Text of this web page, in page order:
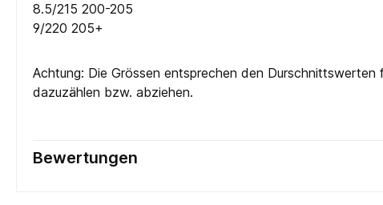
8.5/215 200-205
9/220 205+
Achtung: Die Grössen entsprechen den
dazuzählen bzw. abziehen.
Bewertungen